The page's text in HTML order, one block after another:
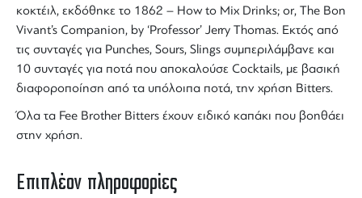
κοκτέιλ, εκδόθηκε το 1862 – How to Mix Drinks; or, The Bon
Vivant’s Companion, by ‘Professor’ Jerry Thomas. Εκτός από
τις συνταγές για Punches, Sours, Slings συμπεριλάμβανε και
10 συνταγές για ποτά που αποκαλούσε Cocktails, με βασική
διαφοροποίηση από τα υπόλοιπα ποτά, την χρήση Bitters.
Όλα τα Fee Brother Bitters έχουν ειδικό καπάκι που βοηθάει
στην χρήση.
Επιπλέον πληροφορίες